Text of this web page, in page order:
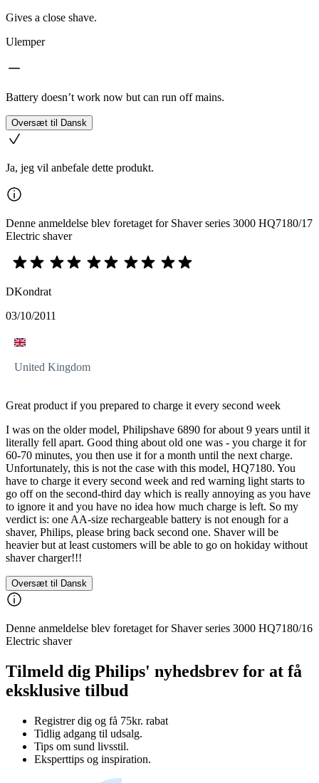
Gives a close shave.
Ulemper
Battery doesn’t work now but can run off mains.
Oversæt til Dansk
Ja, jeg vil anbefale dette produkt.
Denne anmeldelse blev foretaget for Shaver series 3000 HQ7180/17
Electric shaver
DKondrat
03/10/2011
United Kingdom
Great product if you prepared to charge it every second week
I was on the older model, Philipshave 6890 for about 9 years until it
literally fell apart. Good thing about old one was - you charge it for
60-70 minutes, you then use it for a month until the next charge.
Unfortunately, this is not the case with this model, HQ7180. You
have to charge it every second week and red warning light starts to
go off on the second-third day which is really annoying as you have
to ignore it and you have no idea how much charge is left. So my
verdict is: one AA-size rechargeable battery is not enough for a
shaver, Philips, please bring back second one. Shaver will be
heavier but at least customers will be able to go on hokiday without
shaver charger!!!
Oversæt til Dansk
Denne anmeldelse blev foretaget for Shaver series 3000 HQ7180/16
Electric shaver
Tilmeld dig Philips' nyhedsbrev for at få
eksklusive tilbud
Registrer dig og få 75kr. rabat
Tidlig adgang til udsalg.
Tips om sund livsstil.
Eksperttips og inspiration.